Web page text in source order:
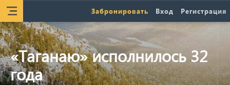
Забронировать Вход Регистрация
«Таганаю» исполнилось 32
года